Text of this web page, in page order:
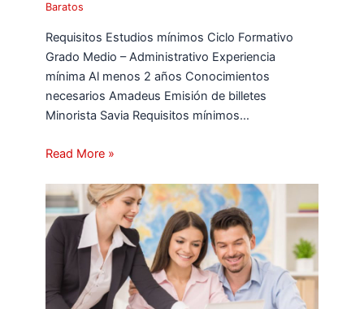
Baratos
Requisitos Estudios mínimos Ciclo Formativo
Grado Medio – Administrativo Experiencia
mínima Al menos 2 años Conocimientos
necesarios Amadeus Emisión de billetes
Minorista Savia Requisitos mínimos…
Read More »